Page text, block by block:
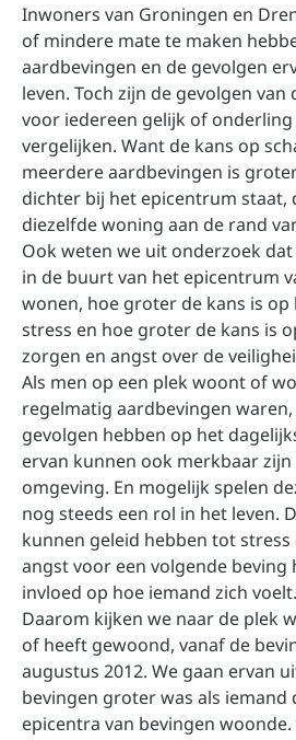
Inwoners van Groningen en
of mindere mate te maken
aardbevingen en de gevolgen
leven. Toch zijn de gevolgen
voor iedereen gelijk of
vergelijken. Want de kans op
meerdere aardbevingen is
dichter bij het epicentrum staat,
diezelfde woning aan de rand
Ook weten we uit onderzoek
in de buurt van het epicentrum
wonen, hoe groter de kans is op
stress en hoe groter de kans is
zorgen en angst over de
Als men op een plek woont of
regelmatig aardbevingen
gevolgen hebben op het
ervan kunnen ook merkbaar
omgeving. En mogelijk spelen
nog steeds een rol in het leven.
kunnen geleid hebben tot
angst voor een volgende beving
invloed op hoe iemand zich voelt.
Daarom kijken we naar de plek
of heeft gewoond, vanaf de
augustus 2012. We gaan ervan
bevingen groter was als iemand
epicentra van bevingen woonde.